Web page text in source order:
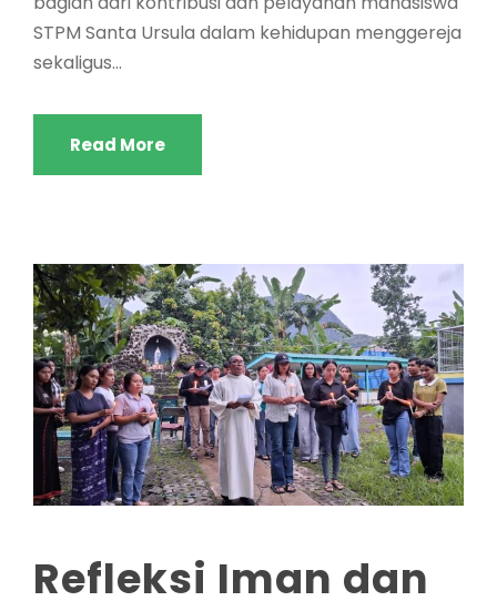
STPM Santa Ursula dalam kehidupan menggereja
sekaligus...
Read More
Refleksi Iman dan